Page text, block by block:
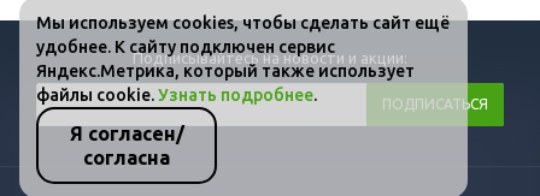
Подписывайтесь на новости и акции:
Мы используем cookies, чтобы сделать сайт ещё
удобнее. К сайту подключен сервис
Яндекс.Метрика, который также использует
файлы cookie.Узнать подробнее.
Я согласен/
согласна